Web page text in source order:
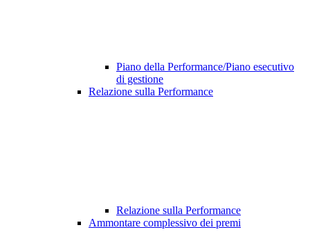
Piano della Performance/Piano esecutivo
di gestione
Relazione sulla Performance
Relazione sulla Performance
Ammontare complessivo dei premi